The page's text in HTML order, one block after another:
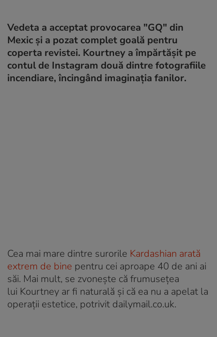
Vedeta a acceptat provocarea "GQ" din
Mexic și a pozat complet goală pentru
coperta revistei. Kourtney a împărtășit pe
contul de Instagram două dintre fotografiile
incendiare, încingând imaginația fanilor.
Cea mai mare dintre surorile Kardashian arată
extrem de bine pentru cei aproape 40 de ani ai
săi. Mai mult, se zvonește că frumusețea
lui Kourtney ar fi naturală și că ea nu a apelat la
operații estetice, potrivit dailymail.co.uk.